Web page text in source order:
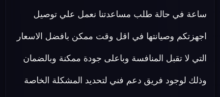
ساعة في حالة طلب مساعدتنا نعمل علي توصيل
اجهزتكم وصيانتها في اقل وقت ممكن بافضل الاسعار
التي لا تقبل المنافسة وباعلى جودة ممكنة وبالضمان
وذلك لوجود فريق دعم فني لتحديد المشكلة الخاصة